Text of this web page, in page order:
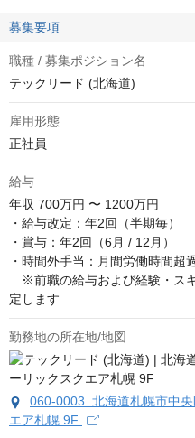
募集要項
職種 / 募集ポジション名
テックリード (北海道)
雇用形態
正社員
給与
年収 700万円 〜 1200万円
・給与改定：年2回（半期毎）
・賞与：年2回（6月 / 12月）
・時間外手当：月間労働時間超
※前職の給与および経験・ス
定します
勤務地の所在地/地図
060-0003 北海道札幌市中
エア札幌 9F